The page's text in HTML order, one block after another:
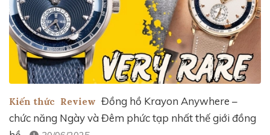
Kiến thức Review Đồng hồ Krayon Anywhere –
chức năng Ngày và Đêm phức tạp nhất thế giới đồng